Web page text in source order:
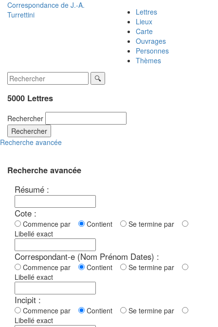
Correspondance de J.-A.
Turrettini
Lettres
Lieux
Carte
Ouvrages
Personnes
Thèmes
5000 Lettres
Rechercher
Rechercher
Recherche avancée
Recherche avancée
Résumé :
Cote :
Commence par Contient
Se termine par
Libellé exact
Correspondant-e (Nom Prénom Dates) :
Commence par Contient
Se termine par
Libellé exact
Incipit :
Commence par Contient
Se termine par
Libellé exact